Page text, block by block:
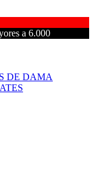
a 6.000
DE DAMA